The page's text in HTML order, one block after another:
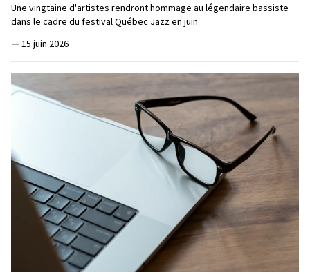
Une vingtaine d'artistes rendront hommage au légendaire bassiste
dans le cadre du festival Québec Jazz en juin
— 15 juin 2026